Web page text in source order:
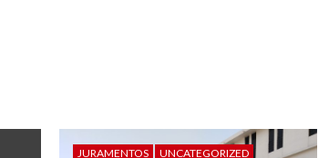
JURAMENTOS UNCATEGORIZED